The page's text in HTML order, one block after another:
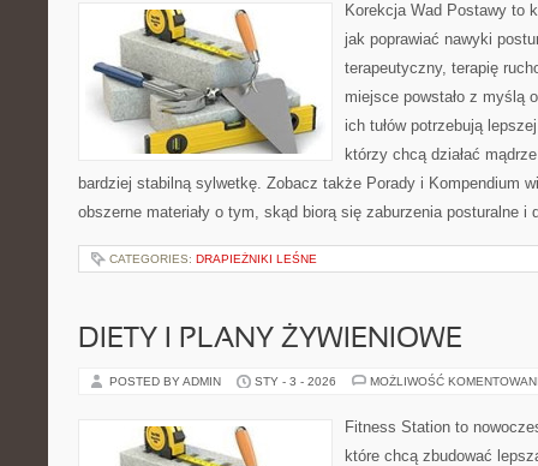
Korekcja Wad Postawy to
jak poprawiać nawyki
terapeutyczny, terapię
miejsce powstało z myślą
ich tułów potrzebują
którzy chcą działać
bardziej stabilną sylwetkę. Zobacz także Porady i Kompendium
obszerne materiały o tym, skąd biorą się zaburzenia posturalne
CATEGORIES: DRAPIEŻNIKI LEŚNE
DIETY I PLANY ŻYWIENIOWE
POSTED BY ADMIN STY - 3 - 2026 MOŻLIWOŚĆ
Fitness Station to
które chcą zbudować